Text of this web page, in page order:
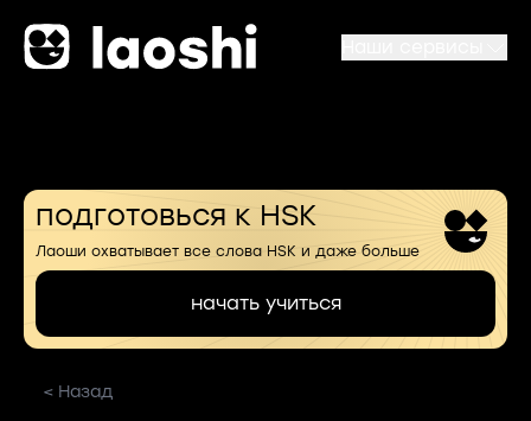
подготовься к HSK
Лаоши охватывает все слова HSK и даже больше
начать учиться
< Назад